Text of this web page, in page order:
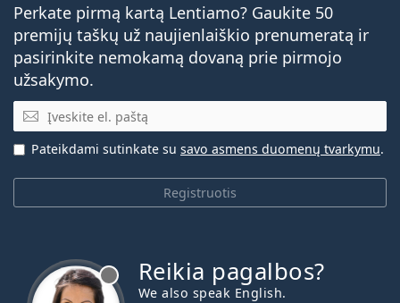
Perkate pirmą kartą Lentiamo? Gaukite 50
premijų taškų už naujienlaiškio prenumeratą ir
pasirinkite nemokamą dovaną prie pirmojo
užsakymo.
El. pašto adresas
Registruotis
Pateikdami sutinkate su savo asmens duomenų tvarkymu.
Reikia pagalbos?
We also speak English.